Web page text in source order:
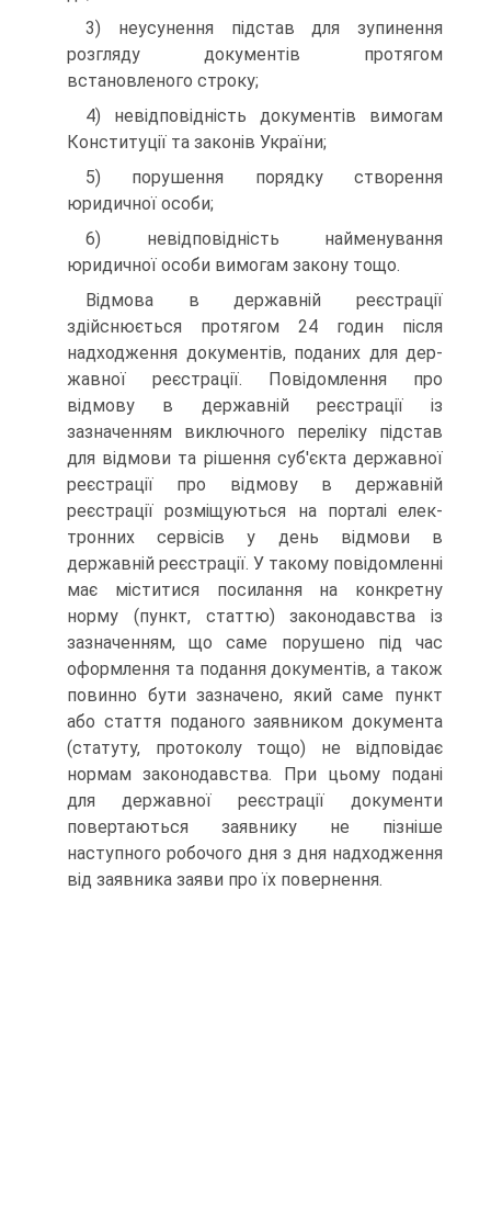
3) неусунення підстав для зупинення
розгляду докумен­тів протягом
встановленого строку;
4) невідповідність документів вимогам
Конституції та законів України;
5) порушення порядку створення
юридичної особи;
6) невідповідність найменування
юридичної особи ви­могам закону тощо.
Відмова в державній реєстрації
здійснюється протягом 24 годин після
надходження документів, поданих для дер­
жавної реєстрації. Повідомлення про
відмову в державній реєстрації із
зазначенням виключного переліку підстав
для відмови та рішення суб'єкта державної
реєстрації про від­мову в державній
реєстрації розміщуються на порталі елек­
тронних сервісів у день відмови в
державній реєстрації. У такому повідомленні
має міститися посилання на конкретну
норму (пункт, статтю) законодавства із
зазначенням, що саме порушено під час
оформлення та подання документів, а також
повинно бути зазначено, який саме пункт
або стат­тя поданого заявником документа
(статуту, протоколу тощо) не відповідає
нормам законодавства. При цьому подані
для державної реєстрації документи
повертаються заявнику не пізніше
наступного робочого дня з дня надходження
від за­явника заяви про їх повернення.